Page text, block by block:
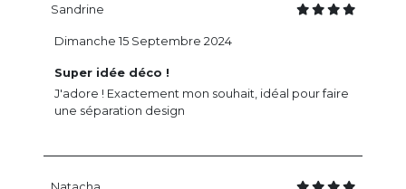
Sandrine
Super idée déco !
J'adore ! Exactement mon souhait, idéal pour faire
une séparation design
Dimanche 15 Septembre 2024